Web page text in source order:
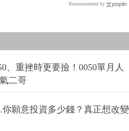
Recommended by
、重挫時更要撿！0050單月人
二哥
你願意投資多少錢？真正想改變